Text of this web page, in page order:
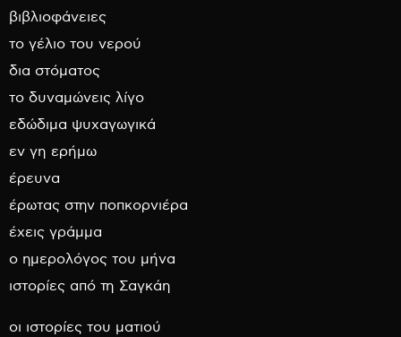
βιβλιοφάνειες
το γέλιο του νερού
δια στόματος
το δυναμώνεις λίγο
εδώδιμα ψυχαγωγικά
εν γη ερήμω
έρευνα
έρωτας στην ποπκορνιέρα
έχεις γράμμα
ο ημερολόγος του μήνα
ιστορίες από τη Σαγκάη
οι ιστορίες του ματιού